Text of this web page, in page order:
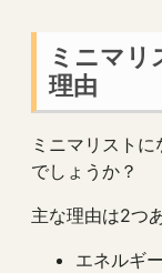
ミニマリ
理由
ミニマリスト
でしょうか？
主な理由は2つ
エネルギ